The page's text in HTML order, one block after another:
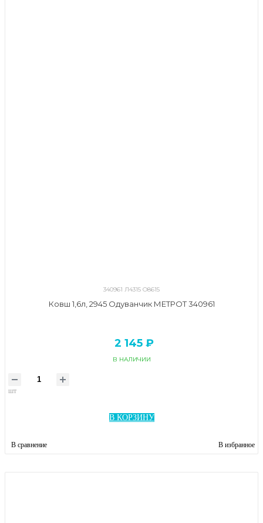
340961 Л4315 О8615
Ковш 1,6л, 2945 Одуванчик МЕТРОТ 340961
2 145 ₽
В НАЛИЧИИ
шт
В КОРЗИНУ
В сравнение В избранное